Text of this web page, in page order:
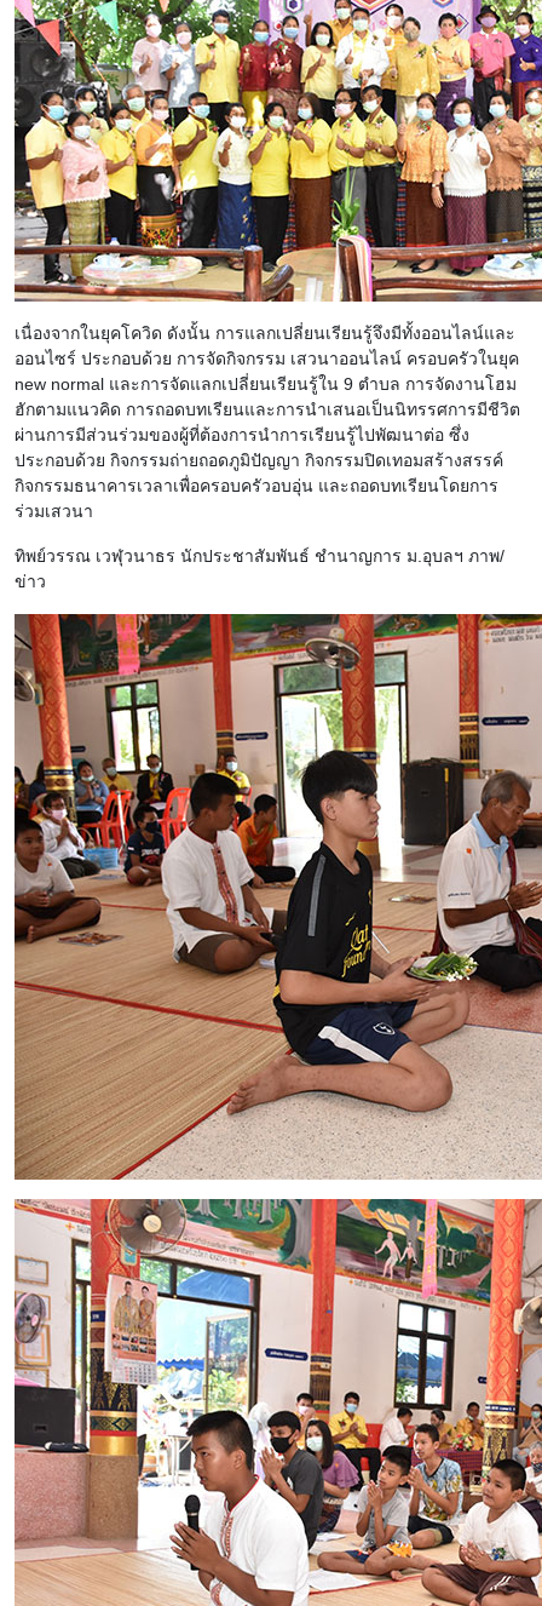
เนื่องจากในยุคโควิด ดังนั้น การแลกเปลี่ยนเรียนรู้จึงมีทั้งออนไลน์และ
ออนไซร์ ประกอบด้วย การจัดกิจกรรม เสวนาออนไลน์ ครอบครัวในยุค
new normal และการจัดแลกเปลี่ยนเรียนรู้ใน 9 ตำบล การจัดงานโฮม
ฮักตามแนวคิด การถอดบทเรียนและการนำเสนอเป็นนิทรรศการมีชีวิต
ผ่านการมีส่วนร่วมของผู้ที่ต้องการนำการเรียนรู้ไปพัฒนาต่อ ซึ่ง
ประกอบด้วย กิจกรรมถ่ายถอดภูมิปัญญา กิจกรรมปิดเทอมสร้างสรรค์
กิจกรรมธนาคารเวลาเพื่อครอบครัวอบอุ่น และถอดบทเรียนโดยการ
ร่วมเสวนา
ทิพย์วรรณ เวฬุวนาธร นักประชาสัมพันธ์ ชำนาญการ ม.อุบลฯ ภาพ/
ข่าว